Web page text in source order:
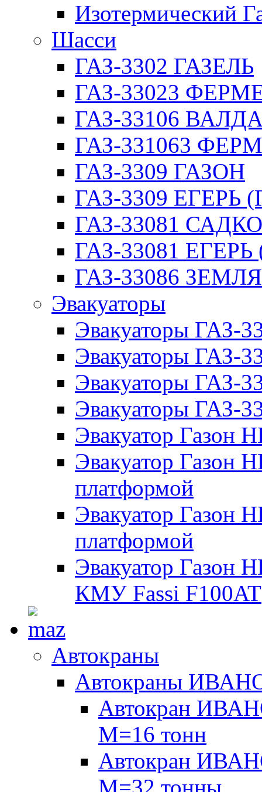
Изотермический
Шасси
ГАЗ-3302 ГАЗЕЛЬ
ГАЗ-33023
ГАЗ-33106
ГАЗ-331063
ГАЗ-3309 ГАЗОН
ГАЗ-3309 ЕГЕРЬ
ГАЗ-33081 САДКО
ГАЗ-33081 ЕГЕРЬ
ГАЗ-33086
Эвакуаторы
Эвакуаторы ГАЗ-
Эвакуаторы
Эвакуаторы ГАЗ-
Эвакуаторы ГАЗ-
Эвакуатор Газон
Эвакуатор Газон
платформой
Эвакуатор Газон
платформой
Эвакуатор Газон
КМУ Fassi F100AT
Автокраны
Автокраны
Автокран
М=16 тонн
Автокран